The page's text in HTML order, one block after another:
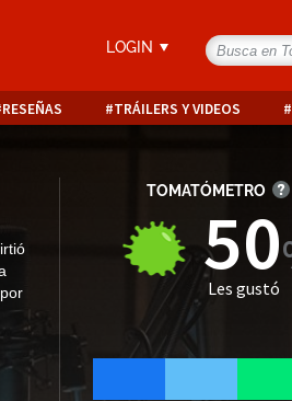
LOGIN
RESEÑAS TRÁILERS Y VIDEOS
TOMATÓMETRO
50
Les gustó